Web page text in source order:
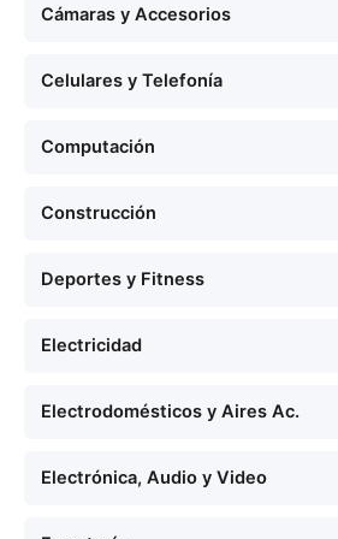
Cámaras y Accesorios
Celulares y Telefonía
Computación
Construcción
Deportes y Fitness
Electricidad
Electrodomésticos y Aires Ac.
Electrónica, Audio y Video